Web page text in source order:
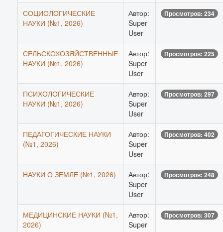
СОЦИОЛОГИЧЕСКИЕ
НАУКИ (№1, 2026)
Автор:
Super
User
Просмотров: 234
СЕЛЬСКОХОЗЯЙСТВЕННЫЕ
НАУКИ (№1, 2026)
Автор:
Super
User
Просмотров: 225
ПСИХОЛОГИЧЕСКИЕ
НАУКИ (№1, 2026)
Автор:
Super
User
Просмотров: 297
ПЕДАГОГИЧЕСКИЕ НАУКИ
(№1, 2026)
Автор:
Super
User
Просмотров: 402
НАУКИ О ЗЕМЛЕ (№1, 2026)
Автор:
Super
User
Просмотров: 248
МЕДИЦИНСКИЕ НАУКИ (№1,
2026)
Автор:
Super
Просмотров: 307